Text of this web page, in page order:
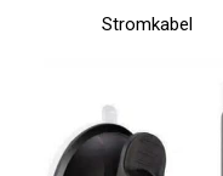
Stromkabel